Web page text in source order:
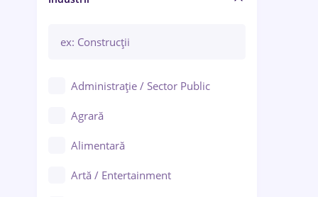
Administrație / Sector Public
Agrară
Alimentară
Artă / Entertainment